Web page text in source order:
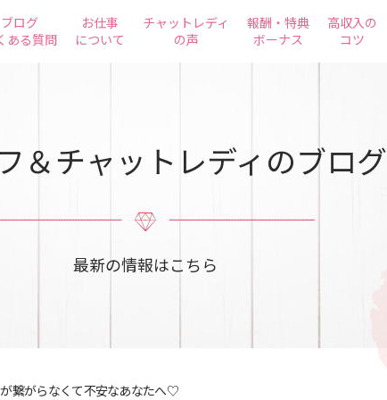
ブログ
ある質問
お仕事
について
チャットレディ
の声
報酬・特典
ボーナス
高収入の
コツ
＆チャットレディのブログ
最新の情報はこちら
繋がらなくて不安なあなたへ♡